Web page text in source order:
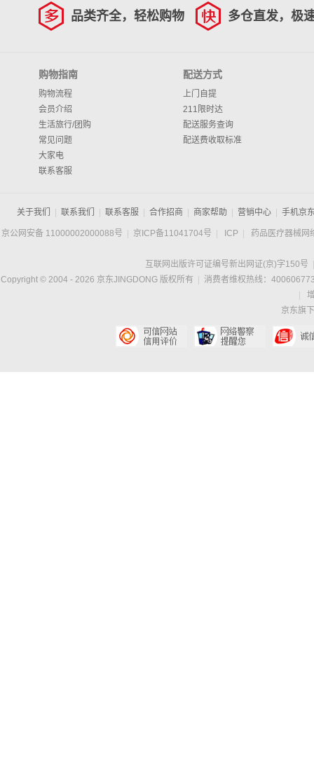
品类齐全，轻松购物 多仓直发，极
购物指南
购物流程
会员介绍
生活旅行/团购
常见问题
大家电
联系客服
配送方式
上门自提
211限时达
配送服务查询
配送费收取标准
关于我们 联系我们 联系客服 合作招商 商家帮助 营销中心 手机京
京公网安备 11000002000088号 京ICP备11041704号 ICP 药品医疗器械网
互联网出版许可证编号新出网证(京)字150号
Copyright © 2004 - 2026 京东JINGDONG 版权所有
消费者维权热线：
京东旗